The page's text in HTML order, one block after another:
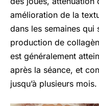
amélioration de la
dans les semaines qui
production de
est généralement
après la séance, et
jusqu’à plusieurs mois.